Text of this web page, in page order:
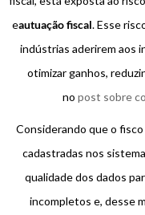
eautuação fiscal. Esse
indústrias aderirem aos
otimizar ganhos,
no post sobre
Considerando que o
cadastradas nos
qualidade dos dados
incompletos e, desse